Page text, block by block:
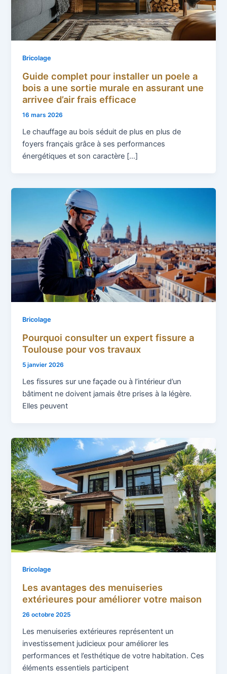
Bricolage
Guide complet pour installer un poele a
bois a une sortie murale en assurant une
arrivee d’air frais efficace
16 mars 2026
Le chauffage au bois séduit de plus en plus de
foyers français grâce à ses performances
énergétiques et son caractère […]
Bricolage
Pourquoi consulter un expert fissure a
Toulouse pour vos travaux
5 janvier 2026
Les fissures sur une façade ou à l’intérieur d’un
bâtiment ne doivent jamais être prises à la légère.
Elles peuvent
Bricolage
Les avantages des menuiseries
extérieures pour améliorer votre maison
26 octobre 2025
Les menuiseries extérieures représentent un
investissement judicieux pour améliorer les
performances et l’esthétique de votre habitation. Ces
éléments essentiels participent